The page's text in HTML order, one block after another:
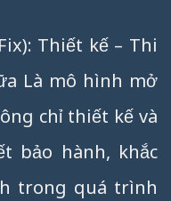
Thiết kế – Thi
Là mô hình mở
chỉ thiết kế và
bảo hành, khắc
trong quá trình